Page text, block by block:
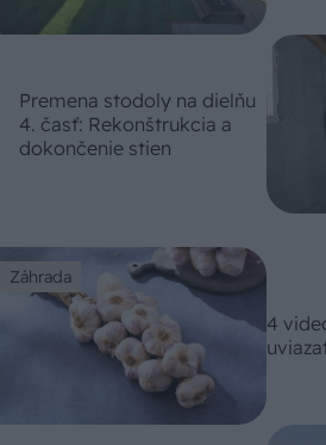
Premena stodoly na dielňu
4. časť: Rekonštrukcia a
dokončenie stien
Záhrada
4